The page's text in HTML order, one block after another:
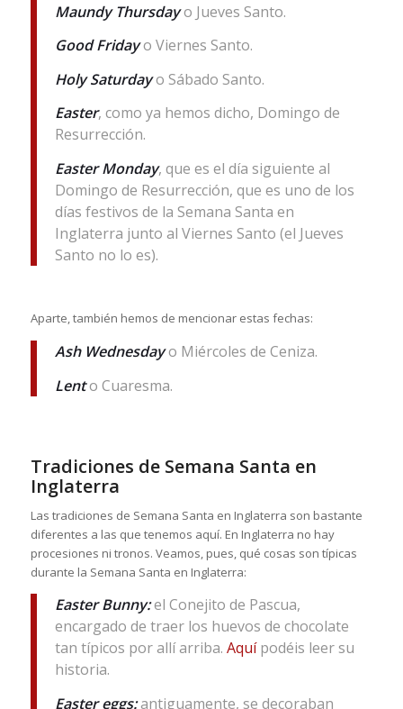
Maundy Thursdayo Jueves Santo.
Good Fridayo Viernes Santo.
Holy Saturdayo Sábado Santo.
Easter, como ya hemos dicho, Domingo de
Resurrección.
Easter Monday, que es el día siguiente al
Domingo de Resurrección, que es uno de los
días festivos de la Semana Santa en
Inglaterra junto al Viernes Santo (el Jueves
Santo no lo es).
Aparte, también hemos de mencionar estas fechas:
Ash Wednesdayo Miércoles de Ceniza.
Lent o Cuaresma.
Tradiciones de Semana Santa en
Inglaterra
Las tradiciones de Semana Santa en Inglaterra son bastante
diferentes a las que tenemos aquí. En Inglaterra no hay
procesiones ni tronos. Veamos, pues, qué cosas son típicas
durante la Semana Santa en Inglaterra:
Easter Bunny:el Conejito de Pascua,
encargado de traer los huevos de chocolate
tan típicos por allí arriba. Aquípodéis leer su
historia.
Easter eggs:antiguamente, se decoraban